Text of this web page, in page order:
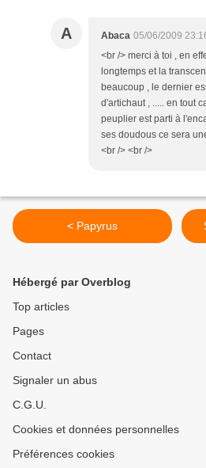
A Abaca 05/06/2009
<br /> merci à toi , en
longtemps et la
beaucoup , le dernier
d'artichaut , ..... en tout
peuplier est parti à
ses doudous ce sera
<br /> <br />
< Papyrus
Hébergé par Overblog
Top articles
Pages
Contact
Signaler un abus
C.G.U.
Cookies et données personnelles
Préférences cookies